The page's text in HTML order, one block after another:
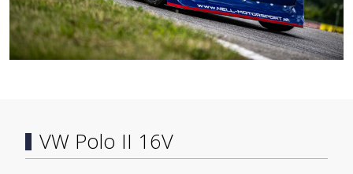
VW Polo II 16V